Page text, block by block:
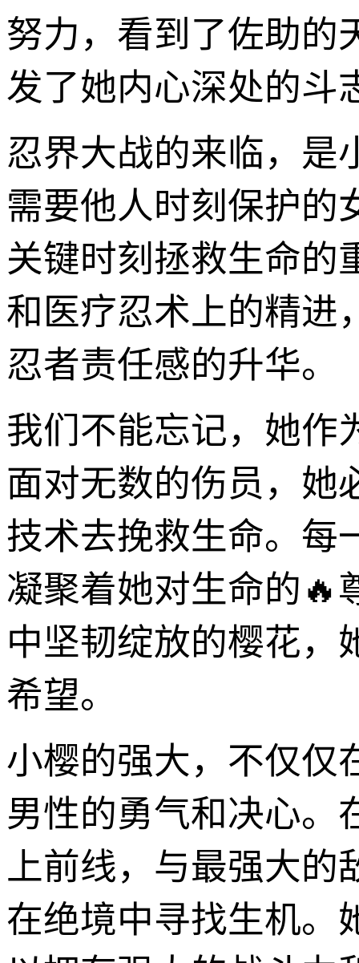
努力，看到了佐助的
发了她内心深处的斗
忍界大战的来临，是
需要他人时刻保护的
关键时刻拯救生命的
和医疗忍术上的精进
忍者责任感的升华。
我们不能忘记，她作
面对无数的伤员，她
技术去挽救生命。每
凝聚着她对生命的🔥
中坚韧绽放的樱花，
希望。
小樱的强大，不仅仅
男性的勇气和决心。
上前线，与最强大的
在绝境中寻找生机。